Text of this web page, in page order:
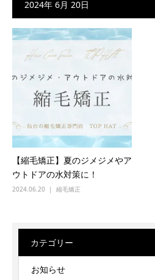
2024年 6月 20日
【縮毛矯正】夏のジメジメやア
ウトドアの水対策に！
2024.06.20 縮毛矯正
カテゴリー
お知らせ